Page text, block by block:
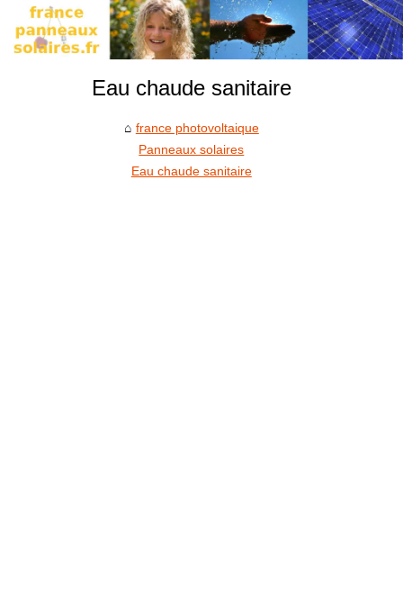
Eau chaude sanitaire
france photovoltaique
Panneaux solaires
Eau chaude sanitaire